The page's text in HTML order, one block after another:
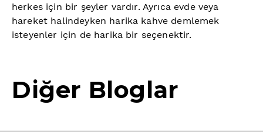
herkes için bir şeyler vardır. Ayrıca evde veya
hareket halindeyken harika kahve demlemek
isteyenler için de harika bir seçenektir.
Diğer Bloglar